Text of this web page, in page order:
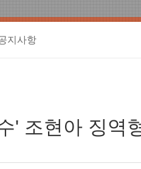
지사항
' 조현아 징역